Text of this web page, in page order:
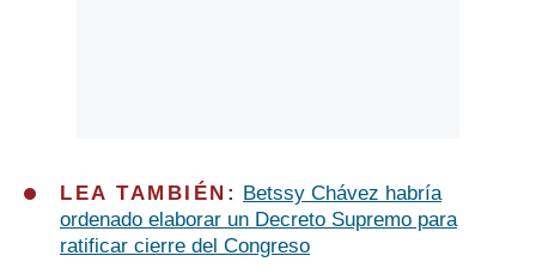
LEA TAMBIÉN:
Betssy Chávez habría
ordenado elaborar un Decreto Supremo para
ratificar cierre del Congreso